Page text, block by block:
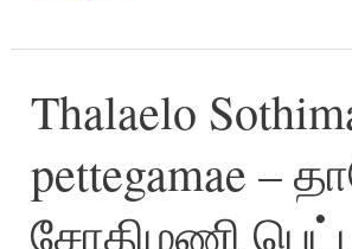
மீட்டு
கொண்டீர்-
Uyir
thandhu
meetu
kondeer
Thalaelo
pettegamae –
சோதிமணி